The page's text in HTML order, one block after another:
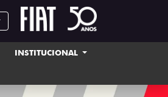
INSTITUCIONAL